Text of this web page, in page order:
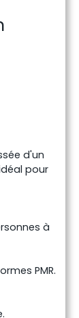
d'un
pour
à
PMR.